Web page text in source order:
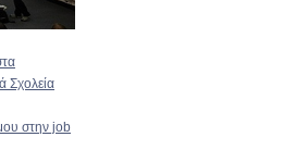
Σχολεία
στην job